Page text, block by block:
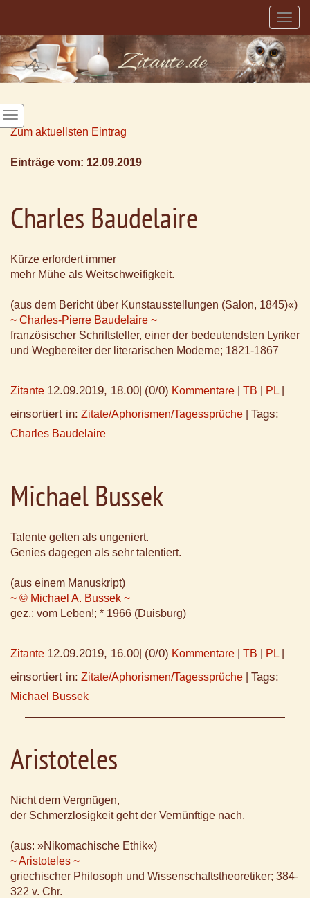
Zum aktuellsten Eintrag
Einträge vom: 12.09.2019
Charles Baudelaire
Kürze erfordert immer
mehr Mühe als Weitschweifigkeit.
(aus dem Bericht über Kunstausstellungen (Salon, 1845)«)
~ Charles-Pierre Baudelaire ~
französischer Schriftsteller, einer der bedeutendsten Lyriker
und Wegbereiter der literarischen Moderne; 1821-1867
Zitante 12.09.2019, 18.00 (0/0) Kommentare TB PL
einsortiert in: Zitate/Aphorismen/Tagessprüche Tags:
Charles Baudelaire
Michael Bussek
Talente gelten als ungeniert.
Genies dagegen als sehr talentiert.
(aus einem Manuskript)
~ © Michael A. Bussek ~
gez.: vom Leben!; * 1966 (Duisburg)
Zitante 12.09.2019, 16.00 (0/0) Kommentare TB PL
einsortiert in: Zitate/Aphorismen/Tagessprüche Tags:
Michael Bussek
Aristoteles
Nicht dem Vergnügen,
der Schmerzlosigkeit geht der Vernünftige nach.
(aus: »Nikomachische Ethik«)
~ Aristoteles ~
griechischer Philosoph und Wissenschaftstheoretiker; 384-
322 v. Chr.